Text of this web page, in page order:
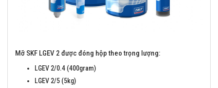
Mỡ SKF LGEV 2 được đóng hộp theo trọng lượng:
LGEV 2/0.4 (400gram)
LGEV 2/5 (5kg)